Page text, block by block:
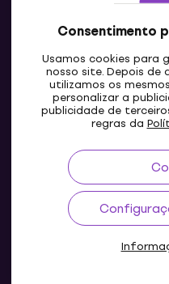
Consentimento
Usamos cookies para
nosso site. Depois
utilizamos os
personalizar a
publicidade de
regras da